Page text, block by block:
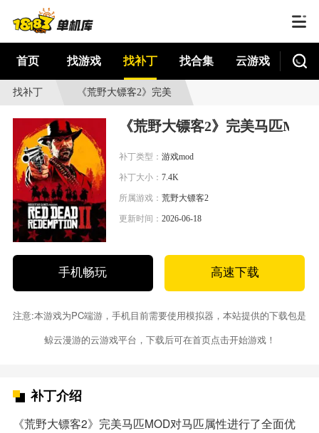
首页 找游戏 找补丁 找合集 云游戏
找补丁 《荒野大镖客2》完美
马匹MOD
《荒野大镖客2》完美马匹MOD
补丁类型：游戏mod
补丁大小：7.4K
所属游戏：荒野大镖客2
更新时间：2026-06-18
手机畅玩 高速下载
注意:本游戏为PC端游，手机目前需要使用模拟器，本站提供的下载包是
鲸云漫游的云游戏平台，下载后可在首页点击开始游戏！
补丁介绍
《荒野大镖客2》完美马匹MOD对马匹属性进行了全面优